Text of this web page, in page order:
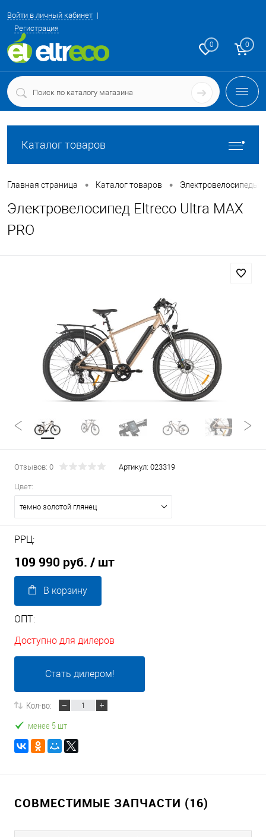
Войти в личный кабинет
Регистрация
0 0
Каталог товаров
Главная страница • Каталог товаров • Электровелосипеды
Электровелосипед Eltreco Ultra MAX
PRO
Отзывов: 0 Артикул: 023319
Цвет:
темно золотой глянец
РРЦ:
109 990 руб. / шт
В корзину
ОПТ:
Доступно для дилеров
Стать дилером!
Кол-во:
менее 5 шт
СОВМЕСТИМЫЕ ЗАПЧАСТИ (16)